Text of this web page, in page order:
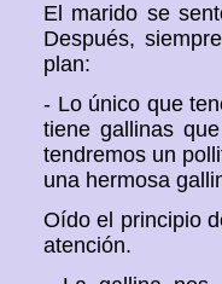
El marido se
Después,
plan:
- Lo único que
tiene gallinas
tendremos un
una hermosa
Oído el principio
atención.